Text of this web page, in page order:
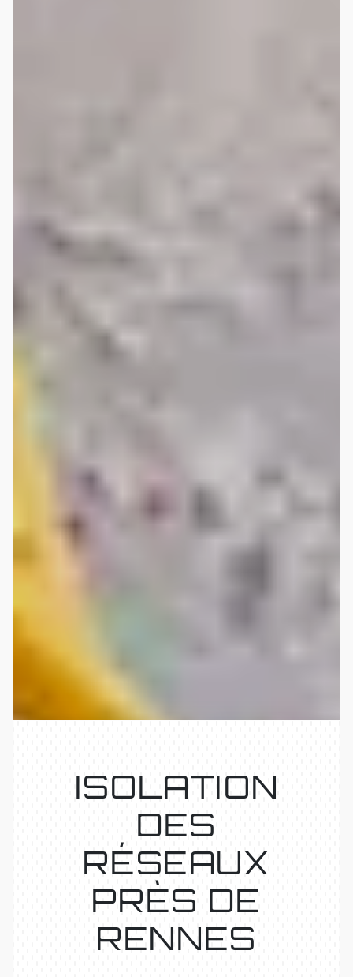
ISOLATION
DES
RÉSEAUX
PRÈS DE
RENNES